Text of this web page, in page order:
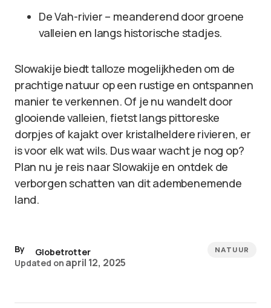
De Vah-rivier – meanderend door groene
valleien en langs historische stadjes.
Slowakije biedt talloze mogelijkheden om de
prachtige natuur op een rustige en ontspannen
manier te verkennen. Of je nu wandelt door
glooiende valleien, fietst langs pittoreske
dorpjes of kajakt over kristalheldere rivieren, er
is voor elk wat wils. Dus waar wacht je nog op?
Plan nu je reis naar Slowakije en ontdek de
verborgen schatten van dit adembenemende
land.
By
Globetrotter
Updated on april 12, 2025
NATUUR